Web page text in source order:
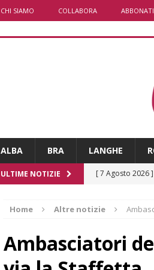
CHI SIAMO COLLABORA ABBONATI
ALBA BRA LANGHE
ULTIME NOTIZIE [ 7 Agosto 2026 ]
[ 7 Agosto 2026
rotatoria
Home Altre notizie
Ambasciatori